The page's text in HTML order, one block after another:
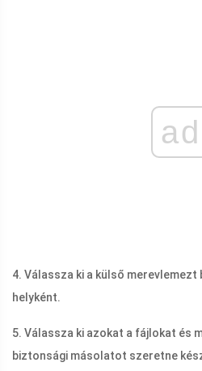
ad
4. Válassza ki a külső
helyként.
5. Válassza ki azokat a fájlokat és
biztonsági másolatot szeretne